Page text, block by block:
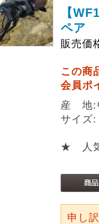
【
ペア
販売価
この商
会員ポ
産 地:
サイ
★ 人気
申し